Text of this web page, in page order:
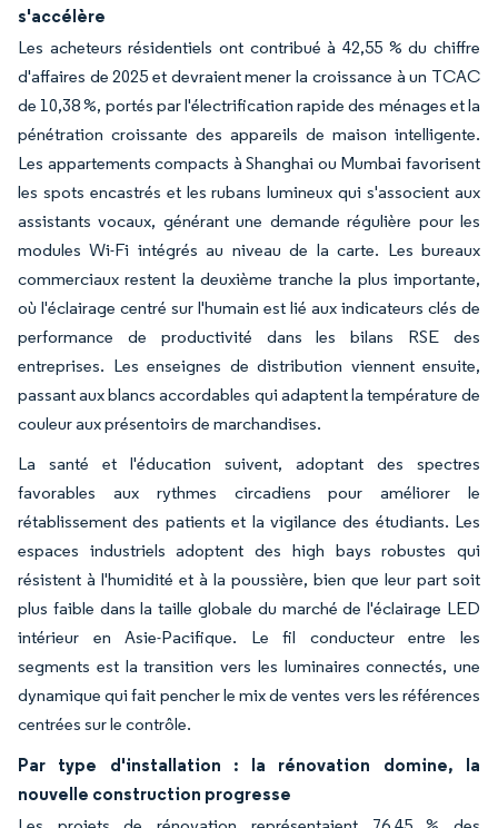
s'accélère
Les acheteurs résidentiels ont contribué à 42,55 % du chiffre
d'affaires de 2025 et devraient mener la croissance à un TCAC
de 10,38 %, portés par l'électrification rapide des ménages et la
pénétration croissante des appareils de maison intelligente.
Les appartements compacts à Shanghai ou Mumbai favorisent
les spots encastrés et les rubans lumineux qui s'associent aux
assistants vocaux, générant une demande régulière pour les
modules Wi-Fi intégrés au niveau de la carte. Les bureaux
commerciaux restent la deuxième tranche la plus importante,
où l'éclairage centré sur l'humain est lié aux indicateurs clés de
performance de productivité dans les bilans RSE des
entreprises. Les enseignes de distribution viennent ensuite,
passant aux blancs accordables qui adaptent la température de
couleur aux présentoirs de marchandises.
La santé et l'éducation suivent, adoptant des spectres
favorables aux rythmes circadiens pour améliorer le
rétablissement des patients et la vigilance des étudiants. Les
espaces industriels adoptent des high bays robustes qui
résistent à l'humidité et à la poussière, bien que leur part soit
plus faible dans la taille globale du marché de l'éclairage LED
intérieur en Asie-Pacifique. Le fil conducteur entre les
segments est la transition vers les luminaires connectés, une
dynamique qui fait pencher le mix de ventes vers les références
centrées sur le contrôle.
Par type d'installation : la rénovation domine, la
nouvelle construction progresse